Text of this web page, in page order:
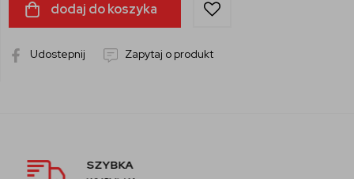
dodaj do koszyka
Udostepnij Zapytaj o produkt